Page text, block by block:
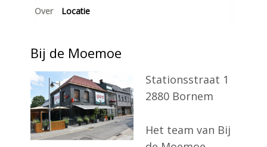
Over Locatie
Bij de Moemoe
Stationsstraat 1
2880 Bornem
Het team van Bij